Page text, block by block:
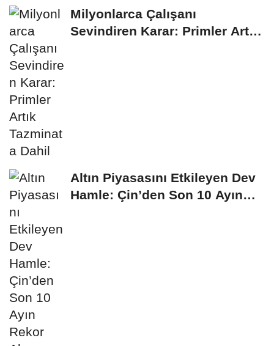
Milyonlarca Çalışanı
Sevindiren Karar: Primler Artık
Altın Piyasasını Etkileyen Dev
Hamle: Çin’den Son 10 Ayın